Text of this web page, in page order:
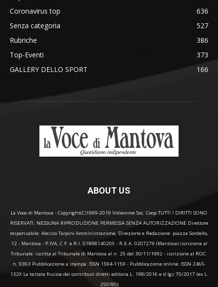
Coronavirus top
636
Senza categoria
527
Rubriche
386
Top-Eventi
373
GALLERY DELLO SPORT
166
ABOUT US
La Voce di Mantova - Copyright(C)1999-2019 Vidiemme Soc. Coop TUTTI I DIRITTI SONO
RISERVATI. NESSUNA RIPRODUZIONE PERMESSA SENZA AUTORIZZAZIONE Direttore
responsabile: Alessio Tarpini Amministrazione, Direzione e Redazione: piazza Sordello,
12 - Mantova - P.IVA, C.F. e R.I. 01898140205 - R.E.A. 0207279 (Mantova) iscrizione al
Tribunale: iscritta al Tribunale di Mantova al n. 25 del 30/11/1992 - iscrizione al ROC:
n. 9363 Pubblicazione a stampa: ISSN 1594-1159 - Pubblicazione online: ISSN 2465-
132X La testata fruisce dei contributi diretti editoria L. 198/2016 e d.lgs 70/2017 (ex L.
250/90)